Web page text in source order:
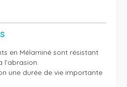
en Mélaminé sont résistant
l’abrasion.
une durée de vie importante